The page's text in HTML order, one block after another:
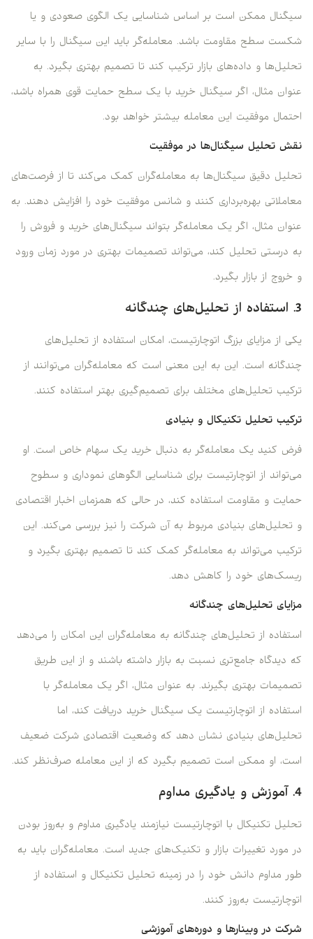
سیگنال ممکن است بر اساس شناسایی یک الگوی صعودی و یا
شکست سطح مقاومت باشد. معامله‌گر باید این سیگنال را با سایر
تحلیل‌ها و داده‌های بازار ترکیب کند تا تصمیم بهتری بگیرد. به
عنوان مثال، اگر سیگنال خرید با یک سطح حمایت قوی همراه باشد،
احتمال موفقیت این معامله بیشتر خواهد بود.
نقش تحلیل سیگنال‌ها در موفقیت
تحلیل دقیق سیگنال‌ها به معامله‌گران کمک می‌کند تا از فرصت‌های
معاملاتی بهره‌برداری کنند و شانس موفقیت خود را افزایش دهند. به
عنوان مثال، اگر یک معامله‌گر بتواند سیگنال‌های خرید و فروش را
به درستی تحلیل کند، می‌تواند تصمیمات بهتری در مورد زمان ورود
و خروج از بازار بگیرد.
3. استفاده از تحلیل‌های چندگانه
یکی از مزایای بزرگ اتوچارتیست، امکان استفاده از تحلیل‌های
چندگانه است. این به این معنی است که معامله‌گران می‌توانند از
ترکیب تحلیل‌های مختلف برای تصمیم‌گیری بهتر استفاده کنند.
ترکیب تحلیل تکنیکال و بنیادی
فرض کنید یک معامله‌گر به دنبال خرید یک سهام خاص است. او
می‌تواند از اتوچارتیست برای شناسایی الگوهای نموداری و سطوح
حمایت و مقاومت استفاده کند، در حالی که همزمان اخبار اقتصادی
و تحلیل‌های بنیادی مربوط به آن شرکت را نیز بررسی می‌کند. این
ترکیب می‌تواند به معامله‌گر کمک کند تا تصمیم بهتری بگیرد و
ریسک‌های خود را کاهش دهد.
مزایای تحلیل‌های چندگانه
استفاده از تحلیل‌های چندگانه به معامله‌گران این امکان را می‌دهد
که دیدگاه جامع‌تری نسبت به بازار داشته باشند و از این طریق
تصمیمات بهتری بگیرند. به عنوان مثال، اگر یک معامله‌گر با
استفاده از اتوچارتیست یک سیگنال خرید دریافت کند، اما
تحلیل‌های بنیادی نشان دهد که وضعیت اقتصادی شرکت ضعیف
است، او ممکن است تصمیم بگیرد که از این معامله صرف‌نظر کند.
4. آموزش و یادگیری مداوم
تحلیل تکنیکال با اتوچارتیست نیازمند یادگیری مداوم و به‌روز بودن
در مورد تغییرات بازار و تکنیک‌های جدید است. معامله‌گران باید به
طور مداوم دانش خود را در زمینه تحلیل تکنیکال و استفاده از
اتوچارتیست به‌روز کنند.
شرکت در وبینارها و دوره‌های آموزشی